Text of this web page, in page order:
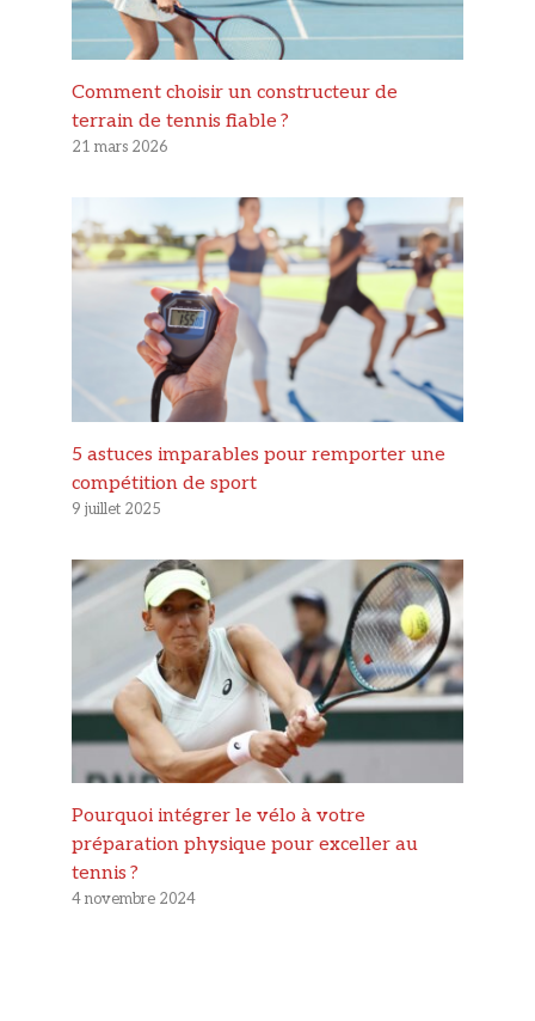
Comment choisir un constructeur de
terrain de tennis fiable ?
21 mars 2026
5 astuces imparables pour remporter une
compétition de sport
9 juillet 2025
Pourquoi intégrer le vélo à votre
préparation physique pour exceller au
tennis ?
4 novembre 2024